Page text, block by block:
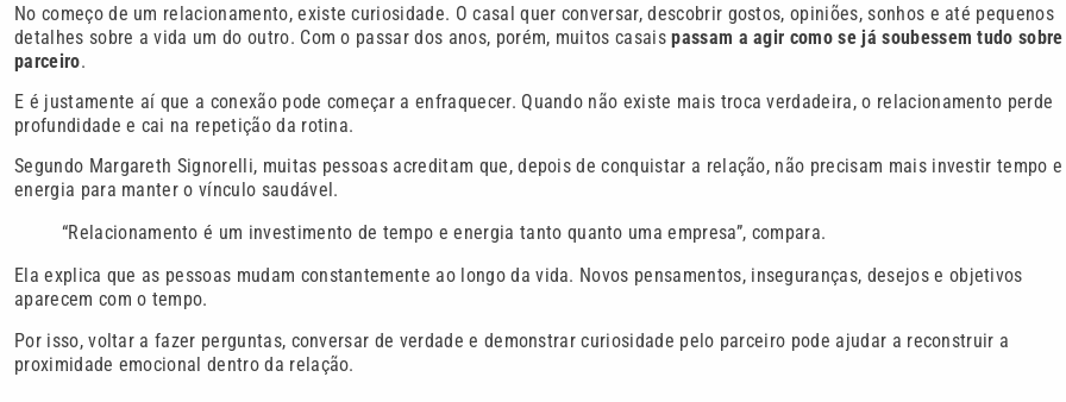
No começo de um relacionamento, existe curiosidade. O casal quer conversar, descobrir gostos, opiniões, sonhos e até pequenos
detalhes sobre a vida um do outro. Com o passar dos anos, porém, muitos casaispassam a agir como se já soubessem tudo
parceiro.
E é justamente aí que a conexão pode começar a enfraquecer. Quando não existe mais troca verdadeira, o relacionamento perde
profundidade e cai na repetição da rotina.
Segundo Margareth Signorelli, muitas pessoas acreditam que, depois de conquistar a relação, não precisam mais investir tempo e
energia para manter o vínculo saudável.
“Relacionamento é um investimento de tempo e energia tanto quanto uma empresa”, compara.
Ela explica que as pessoas mudam constantemente ao longo da vida. Novos pensamentos, inseguranças, desejos e objetivos
aparecem com o tempo.
Por isso, voltar a fazer perguntas, conversar de verdade e demonstrar curiosidade pelo parceiro pode ajudar a reconstruir a
proximidade emocional dentro da relação.